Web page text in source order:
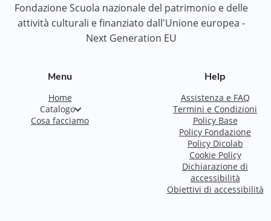
Fondazione Scuola nazionale del patrimonio e delle
attività culturali e finanziato dall'Unione europea -
Next Generation EU
Menu
Home
Catalogo
Cosa facciamo
Help
Assistenza e FAQ
Termini e Condizioni
Policy Base
Policy Fondazione
Policy Dicolab
Cookie Policy
Dichiarazione di
accessibilità
Obiettivi di accessibilità